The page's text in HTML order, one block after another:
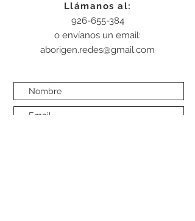
Llámanos al:
926-655-384
o envíanos un email:
aborigen.redes@gmail.com